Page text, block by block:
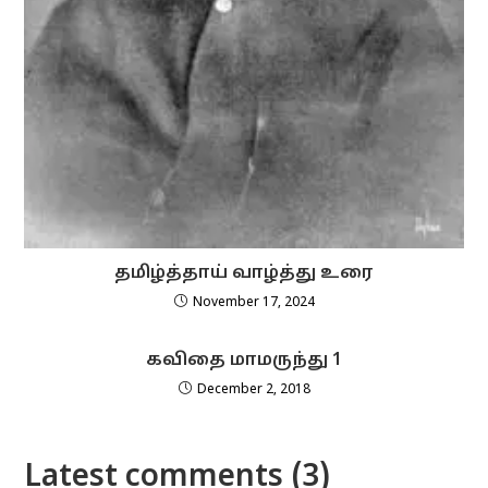
தமிழ்த்தாய் வாழ்த்து உரை
November 17, 2024
கவிதை மாமருந்து 1
December 2, 2018
Latest comments (3)